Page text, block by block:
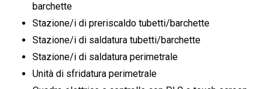
barchette
Stazione/i di preriscaldo tubetti/barchette
Stazione/i di saldatura tubetti/barchette
Stazione/i di saldatura perimetrale
Unità di sfridatura perimetrale